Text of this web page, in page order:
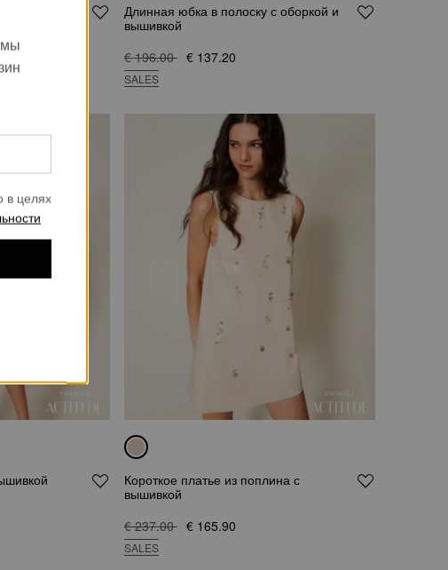
Длинная юбка в полоску с оборкой и
вышивкой
€ 196.00 € 137.20
SALES
Короткое платье из поплина с
вышивкой
€ 237.00 € 165.90
SALES
в целях